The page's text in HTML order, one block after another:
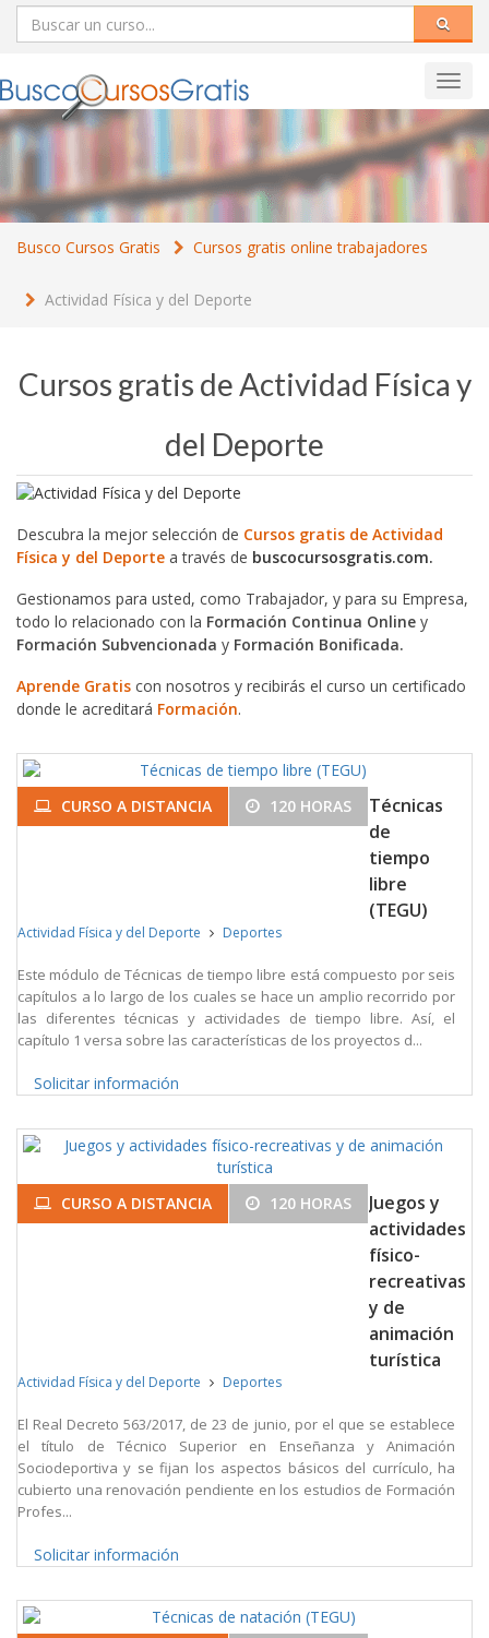
Busco Cursos Gratis Cursos gratis online trabajadores
Actividad Física y del Deporte
Cursos gratis de Actividad Física y
del Deporte
Descubra la mejor selección de Cursos gratis de Actividad
Física y del Deporte a través de buscocursosgratis.com.
Gestionamos para usted, como Trabajador, y para su Empresa,
todo lo relacionado con la Formación Continua Online y
Formación Subvencionada y Formación Bonificada.
Aprende Gratis con nosotros y recibirás el curso un certificado
donde le acreditará Formación.
CURSO A DISTANCIA 120 HORAS
Técnicas
de
tiempo
libre
(TEGU)
Actividad Física y del Deporte Deportes
Este módulo de Técnicas de tiempo libre está compuesto por seis
capítulos a lo largo de los cuales se hace un amplio recorrido por
las diferentes técnicas y actividades de tiempo libre. Así, el
capítulo 1 versa sobre las características de los proyectos d...
Solicitar información
CURSO A DISTANCIA 120 HORAS
Juegos y
actividades
físico-
recreativas
y de
animación
turística
Actividad Física y del Deporte Deportes
El Real Decreto 563/2017, de 23 de junio, por el que se establece
el título de Técnico Superior en Enseñanza y Animación
Sociodeportiva y se fijan los aspectos básicos del currículo, ha
cubierto una renovación pendiente en los estudios de Formación
Profes...
Solicitar información